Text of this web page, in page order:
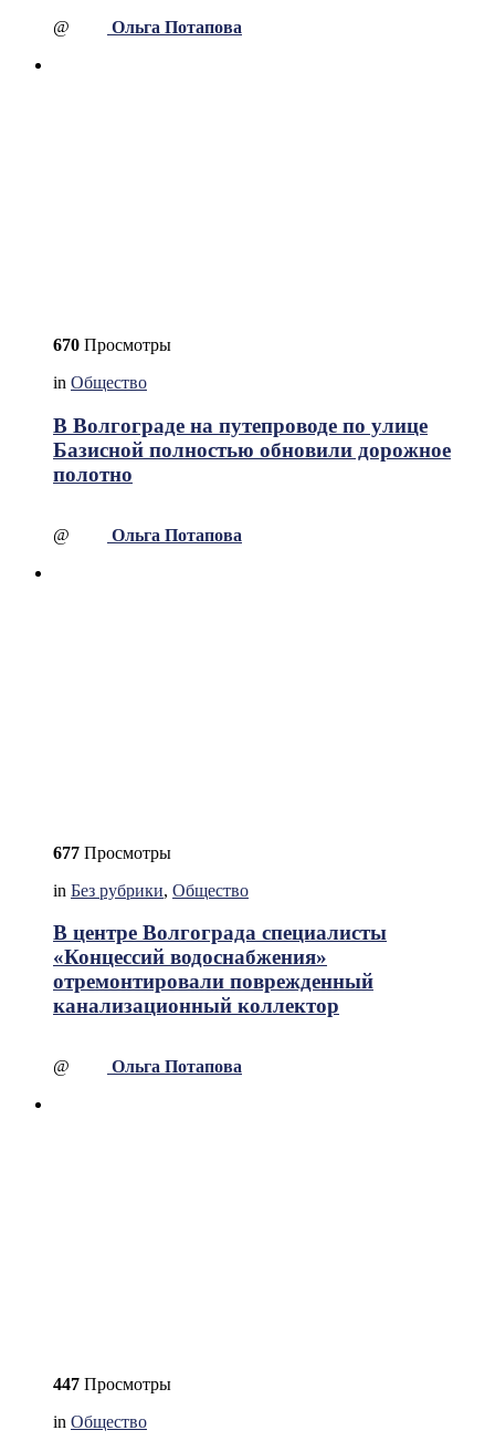
@ Ольга Потапова
670 Просмотры
in Общество
В Волгограде на путепроводе по улице
Базисной полностью обновили дорожное
полотно
@ Ольга Потапова
677 Просмотры
in Без рубрики, Общество
В центре Волгограда специалисты
«Концессий водоснабжения»
отремонтировали поврежденный
канализационный коллектор
@ Ольга Потапова
447 Просмотры
in Общество